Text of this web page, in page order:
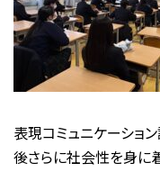
表現コミュニケーショ
後さらに社会性を身に